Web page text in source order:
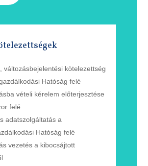
változásbejelentési kötelezettség
Hatóság felé
vételi kérelem előterjesztése
felé
adatszolgáltatás a
Hatóság felé
vezetés a kibocsájtott